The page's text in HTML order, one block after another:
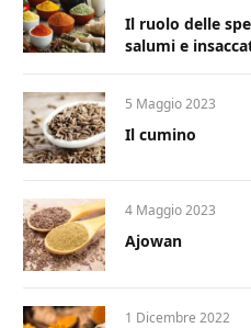
Il ruolo delle
salumi e
5 Maggio 2023
Il cumino
4 Maggio 2023
Ajowan
1 Dicembre 2022